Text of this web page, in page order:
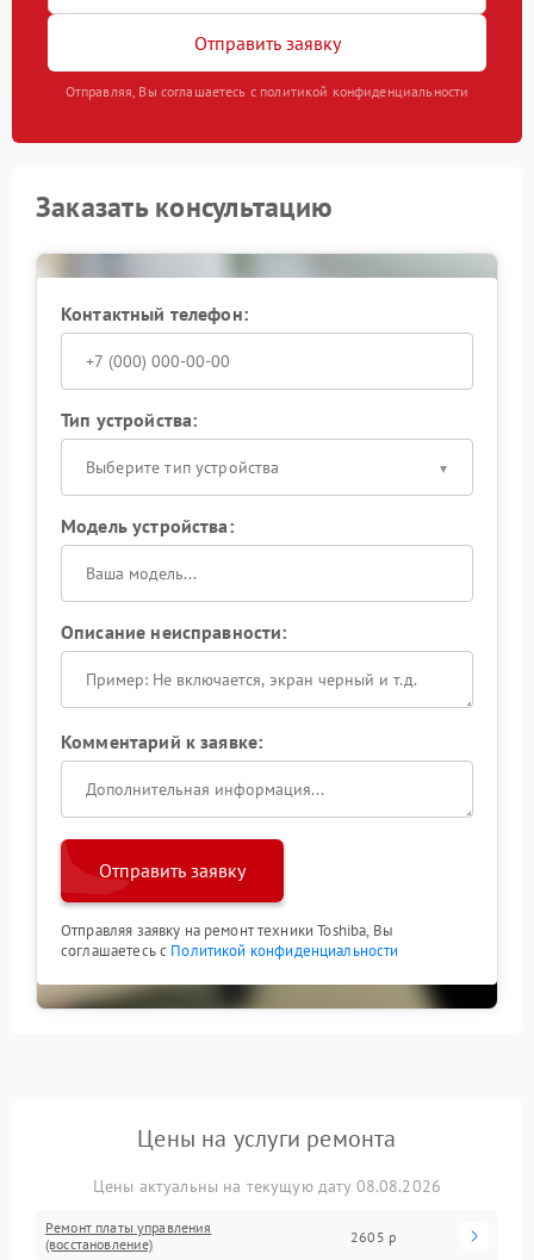
Отправить заявку
Отправляя, Вы соглашаетесь с политикой конфиденциальности
Заказать консультацию
Контактный телефон:
Тип устройства:
Выберите тип устройства
Модель устройства:
Описание неисправности:
Комментарий к заявке:
Отправить заявку
Отправляя заявку на ремонт техники Toshiba, Вы
соглашаетесь с Политикой конфиденциальности
Цены на услуги ремонта
Цены актуальны на текущую дату 08.08.2026
Ремонт платы управления
(восстановление)
2605 р